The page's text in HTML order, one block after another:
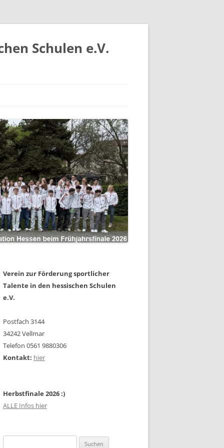
Schulen e.V.
Verein zur Förderung sportlicher
Talente in den hessischen Schulen
e.V.
Postfach 3144
34242 Vellmar
Telefon 0561 9880306
Kontakt: hier
Herbstfinale 2026 :)
ALLE Infos hier